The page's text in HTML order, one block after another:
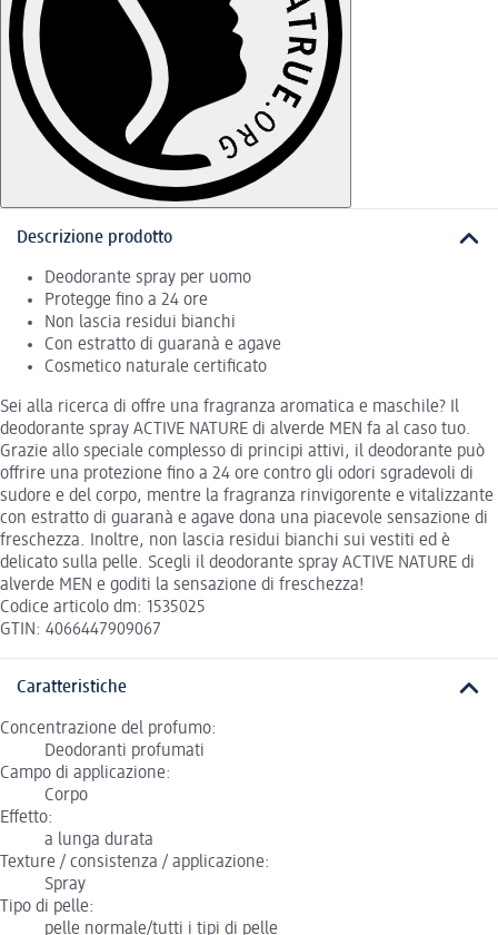
Descrizione prodotto
Deodorante spray per uomo
Protegge fino a 24 ore
Non lascia residui bianchi
Con estratto di guaranà e agave
Cosmetico naturale certificato
Sei alla ricerca di offre una fragranza aromatica e maschile? Il
deodorante spray ACTIVE NATURE di alverde MEN fa al caso tuo.
Grazie allo speciale complesso di principi attivi, il deodorante può
offrire una protezione fino a 24 ore contro gli odori sgradevoli di
sudore e del corpo, mentre la fragranza rinvigorente e vitalizzante
con estratto di guaranà e agave dona una piacevole sensazione di
freschezza. Inoltre, non lascia residui bianchi sui vestiti ed è
delicato sulla pelle. Scegli il deodorante spray ACTIVE NATURE di
alverde MEN e goditi la sensazione di freschezza!
Codice articolo dm: 1535025
GTIN: 4066447909067
Caratteristiche
Concentrazione del profumo:
Deodoranti profumati
Campo di applicazione:
Corpo
Effetto:
a lunga durata
Texture / consistenza / applicazione:
Spray
Tipo di pelle:
pelle normale/tutti i tipi di pelle